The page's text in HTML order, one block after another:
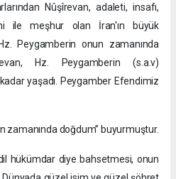
Nûşîrevan, adaleti, insafı,
ile meşhur olan İran'ın büyük
Peygamberin onun zamanında
Hz. Peygamberin (s.a.v)
yaşadı. Peygamber Efendimiz
zamanında doğdum” buyurmuştur.
hükümdar diye bahsetmesi, onun